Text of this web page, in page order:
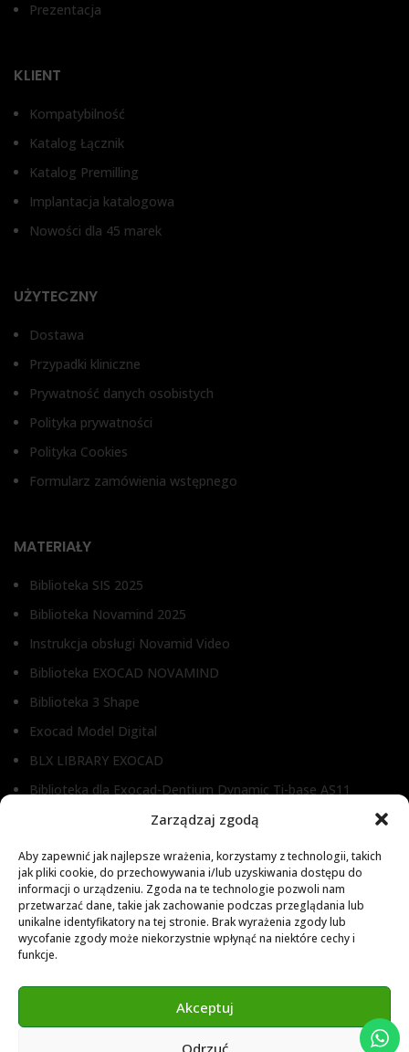
Zarządzaj zgodą
Aby zapewnić jak najlepsze wrażenia, korzystamy z technologii, takich
jak pliki cookie, do przechowywania i/lub uzyskiwania dostępu do
informacji o urządzeniu. Zgoda na te technologie pozwoli nam
przetwarzać dane, takie jak zachowanie podczas przeglądania lub
unikalne identyfikatory na tej stronie. Brak wyrażenia zgody lub
wycofanie zgody może niekorzystnie wpłynąć na niektóre cechy i
funkcje.
Akceptuj
Odrzuć
Prezentacja
KLIENT
Kompatybilność
Katalog Łącznik
Katalog Premilling
Implantacja katalogowa
Nowości dla 45 marek
UŻYTECZNY
Dostawa
Przypadki kliniczne
Prywatność danych osobistych
Polityka prywatności
Polityka Cookies
Formularz zamówienia wstępnego
MATERIAŁY
Biblioteka SIS 2025
Biblioteka Novamind 2025
Instrukcja obsługi Novamid Video
Biblioteka EXOCAD NOVAMIND
Biblioteka 3 Shape
Exocad Model Digital
BLX LIBRARY EXOCAD
Biblioteka dla Exocad-Dentium Dynamic Ti-base AS11
Biblioteka dla Dental Wings
Biblioteka dla Exocad
Exocad Novamaind library 3.2
3Shape 2024 Library
Exocad 2024 Library
Novamind bredent blueski 2025